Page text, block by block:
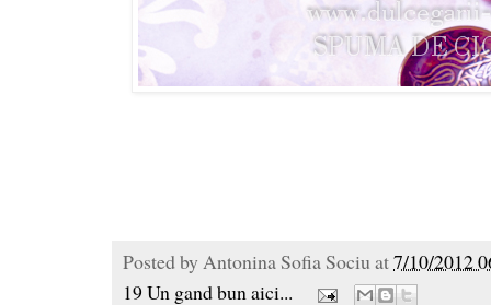
Posted by Antonina Sofia Sociu at7/10/2012
19 Un gand bun aici...